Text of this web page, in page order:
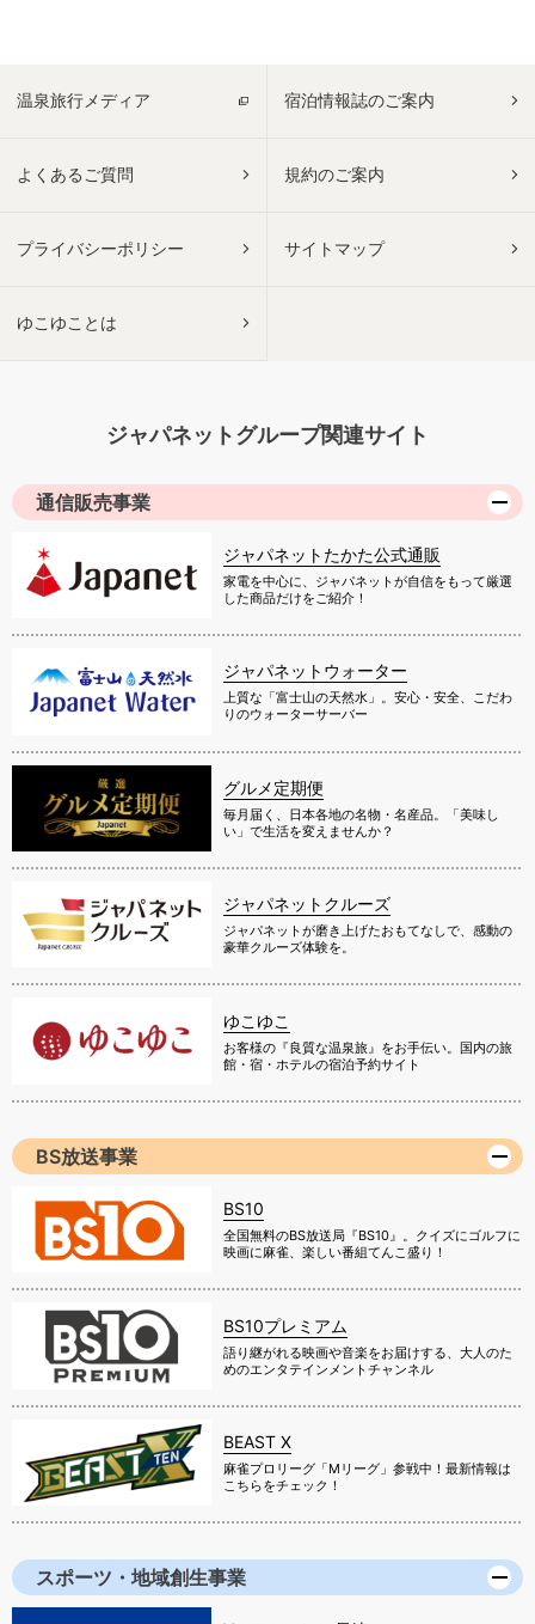
温泉旅行メディア 宿泊情報誌のご案内
よくあるご質問 規約のご案内
プライバシーポリシー サイトマップ
ゆこゆことは
ジャパネットグループ関連サイト
通信販売事業
ジャパネットたかた公式通販
家電を中心に、ジャパネットが自信をもって厳選
した商品だけをご紹介！
ジャパネットウォーター
上質な「富士山の天然水」。安心・安全、こだわ
りのウォーターサーバー
グルメ定期便
毎月届く、日本各地の名物・名産品。「美味し
い」で生活を変えませんか？
ジャパネットクルーズ
ジャパネットが磨き上げたおもてなしで、感動の
豪華クルーズ体験を。
ゆこゆこ
お客様の『良質な温泉旅』をお手伝い。国内の旅
館・宿・ホテルの宿泊予約サイト
BS放送事業
BS10
全国無料のBS放送局『BS10』。クイズにゴルフに
映画に麻雀、楽しい番組てんこ盛り！
BS10プレミアム
語り継がれる映画や音楽をお届けする、大人のた
めのエンタテインメントチャンネル
BEAST X
麻雀プロリーグ「Mリーグ」参戦中！最新情報は
こちらをチェック！
スポーツ・地域創生事業